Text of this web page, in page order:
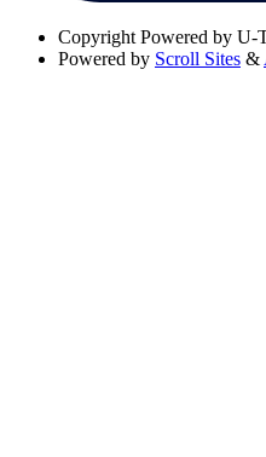
Copyright Powered by U-
Powered by Scroll Sites &